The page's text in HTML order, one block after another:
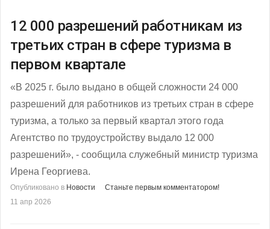
12 000 разрешений работникам из
третьих стран в сфере туризма в
первом квартале
«В 2025 г. было выдано в общей сложности 24 000
разрешений для работников из третьих стран в сфере
туризма, а только за первый квартал этого года
Агентство по трудоустройству выдало 12 000
разрешений», - сообщила служебный министр туризма
Ирена Георгиева.
Опубликовано в Новости
Станьте первым комментатором!
11 апр 2026